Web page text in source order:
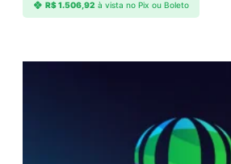
R$1.506,92 à vista no Pix ou Boleto